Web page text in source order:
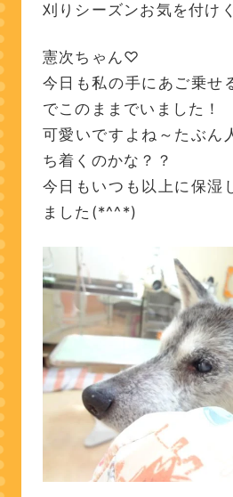
刈りシーズンお気を付け
憲次ちゃん♡
今日も私の手にあご乗せ
でこのままでいました！
可愛いですよね～たぶん
ち着くのかな？？
今日もいつも以上に保湿
ました(*^^*)